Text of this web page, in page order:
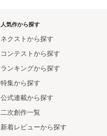
人気作から探す
ネクストから探す
コンテストから探す
ランキングから探す
特集から探す
公式連載から探す
二次創作一覧
新着レビューから探す